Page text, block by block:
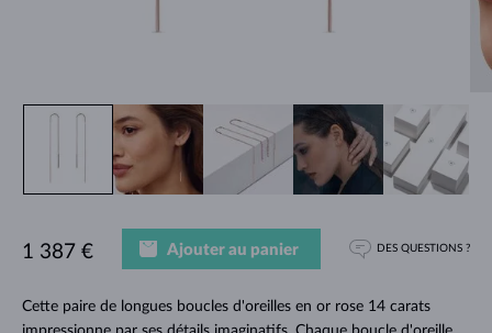
Cette paire de longues boucles d'oreilles en or rose 14 carats
1 387 € Ajouter au panier DES QUESTIONS ?